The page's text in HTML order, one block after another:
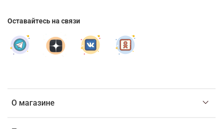
О магазине
Оставайтесь на связи